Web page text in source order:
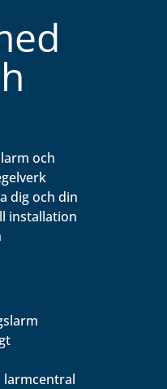
och
dig och din
installation